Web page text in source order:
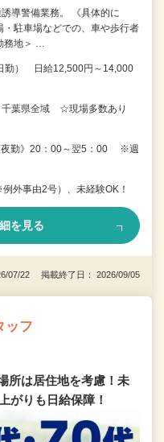
導警備業務。 《具体的に
駐車場などでの、車や歩行者
務地＞ …
勤） 日給12,500円～14,000
千葉県全域 ☆現場多数あり
夜勤》20：00～翌5：00 ※週
外事由2号）、未経験OK！
を見る
07/22 掲載終了日： 2026/09/05
ッフ
所は居住地を考慮！未
がりも日給保障！